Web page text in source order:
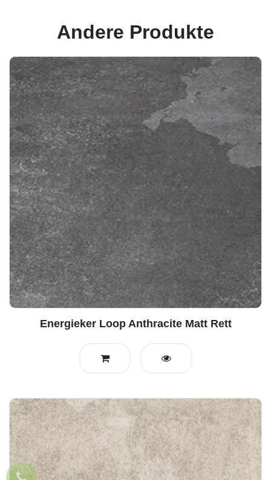
Andere Produkte
Energieker Loop Anthracite Matt Rett